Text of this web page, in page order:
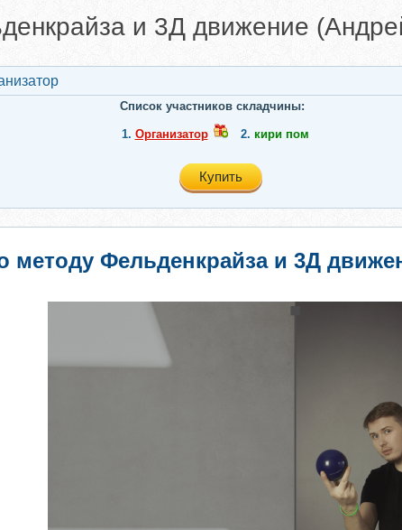
и 3Д движение
Список участников складчины:
1. Организатор 2. кири пом
Купить
методу Фельденкрайза и 3Д